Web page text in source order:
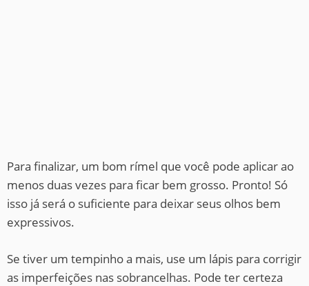
Para finalizar, um bom rímel que você pode aplicar ao
menos duas vezes para ficar bem grosso. Pronto! Só
isso já será o suficiente para deixar seus olhos bem
expressivos.
Se tiver um tempinho a mais, use um lápis para corrigir
as imperfeições nas sobrancelhas. Pode ter certeza